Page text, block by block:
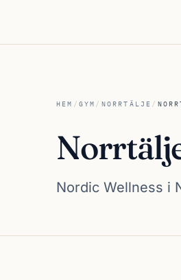
HEM / GYM / NORRTÄLJE /
Nordic Wellness i